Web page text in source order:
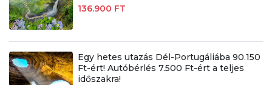
136.900 FT
Egy hetes utazás Dél-Portugáliába 90.150
Ft-ért! Autóbérlés 7.500 Ft-ért a teljes
időszakra!